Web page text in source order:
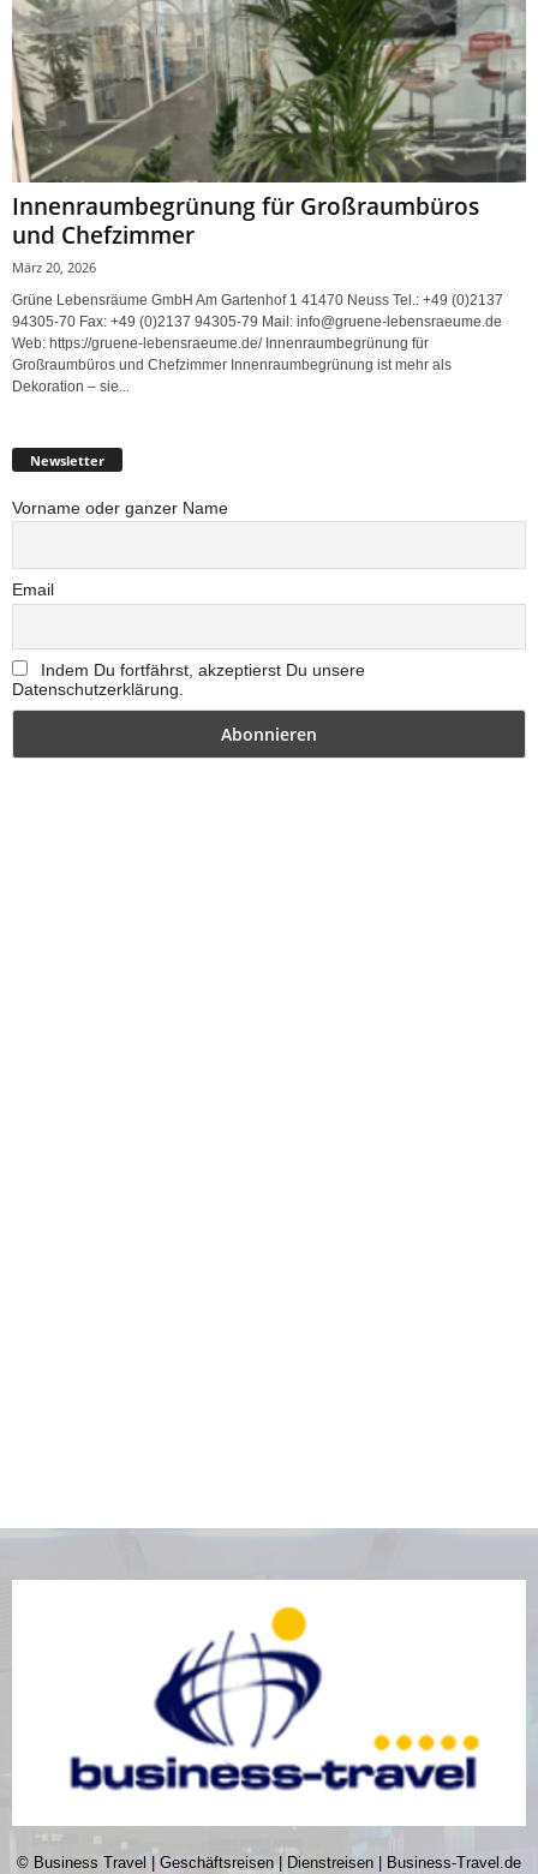
Innenraumbegrünung für Großraumbüros
und Chefzimmer
März 20, 2026
Grüne Lebensräume GmbH Am Gartenhof 1 41470 Neuss Tel.: +49 (0)2137
94305-70 Fax: +49 (0)2137 94305-79 Mail: info@gruene-lebensraeume.de
Web: https://gruene-lebensraeume.de/ Innenraumbegrünung für
Großraumbüros und Chefzimmer Innenraumbegrünung ist mehr als
Dekoration – sie...
Newsletter
Vorname oder ganzer Name
Email
Indem Du fortfährst, akzeptierst Du unsere
Datenschutzerklärung.
© Business Travel | Geschäftsreisen | Dienstreisen | Business-Travel.de